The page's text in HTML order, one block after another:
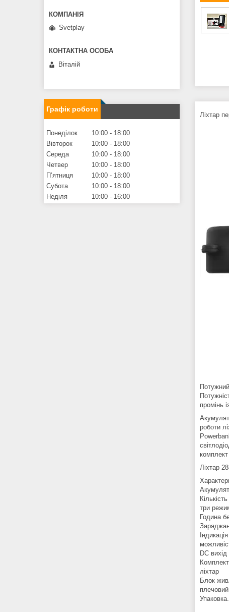
Ліхтар
промінь
роботи
Ліхтар
три
Година
DC вихід
ліхтар
Блок
Упаковка.
Svetplay
Віталій
Графік роботи
Понеділок 10:00
18:00
Вівторок
10:00
18:00
Середа
10:00
18:00
Четвер
10:00
18:00
Пʼятниця
10:00
18:00
Субота
10:00
18:00
Неділя
10:00 16:00